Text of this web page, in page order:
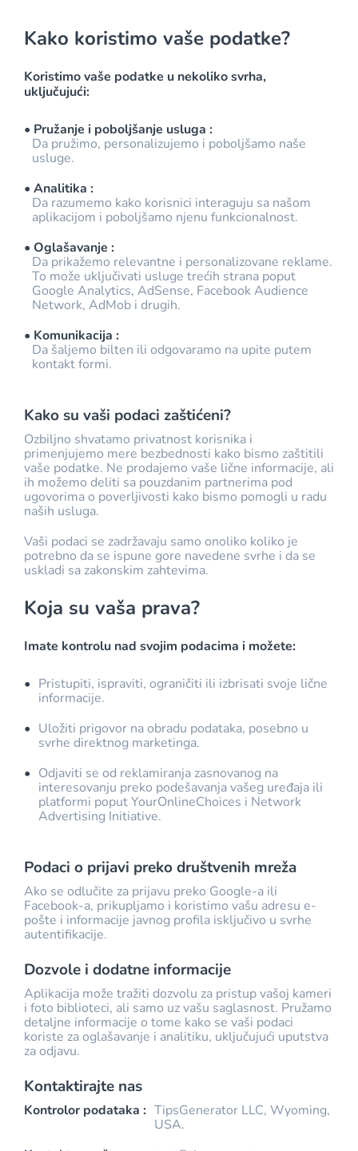
Kako koristimo vaše podatke?
Koristimo vaše podatke u nekoliko svrha,
uključujući:
• Pružanje i poboljšanje usluga :
Da pružimo, personalizujemo i poboljšamo naše
usluge.
• Analitika :
Da razumemo kako korisnici interaguju sa našom
aplikacijom i poboljšamo njenu funkcionalnost.
• Oglašavanje :
Da prikažemo relevantne i personalizovane reklame.
To može uključivati usluge trećih strana poput
Google Analytics, AdSense, Facebook Audience
Network, AdMob i drugih.
• Komunikacija :
Da šaljemo bilten ili odgovaramo na upite putem
kontakt formi.
Kako su vaši podaci zaštićeni?
Ozbiljno shvatamo privatnost korisnika i
primenjujemo mere bezbednosti kako bismo zaštitili
vaše podatke. Ne prodajemo vaše lične informacije, ali
ih možemo deliti sa pouzdanim partnerima pod
ugovorima o poverljivosti kako bismo pomogli u radu
naših usluga.
Vaši podaci se zadržavaju samo onoliko koliko je
potrebno da se ispune gore navedene svrhe i da se
uskladi sa zakonskim zahtevima.
Koja su vaša prava?
Imate kontrolu nad svojim podacima i možete:
• Pristupiti, ispraviti, ograničiti ili izbrisati svoje lične
informacije.
• Uložiti prigovor na obradu podataka, posebno u
svrhe direktnog marketinga.
• Odjaviti se od reklamiranja zasnovanog na
interesovanju preko podešavanja vašeg uređaja ili
platformi poput YourOnlineChoices i Network
Advertising Initiative.
Podaci o prijavi preko društvenih mreža
Ako se odlučite za prijavu preko Google-a ili
Facebook-a, prikupljamo i koristimo vašu adresu e-
pošte i informacije javnog profila isključivo u svrhe
autentifikacije.
Dozvole i dodatne informacije
Aplikacija može tražiti dozvolu za pristup vašoj kameri
i foto biblioteci, ali samo uz vašu saglasnost. Pružamo
detaljne informacije o tome kako se vaši podaci
koriste za oglašavanje i analitiku, uključujući uputstva
za odjavu.
Kontaktirajte nas
Kontrolor podataka : TipsGenerator LLC, Wyoming,
USA.